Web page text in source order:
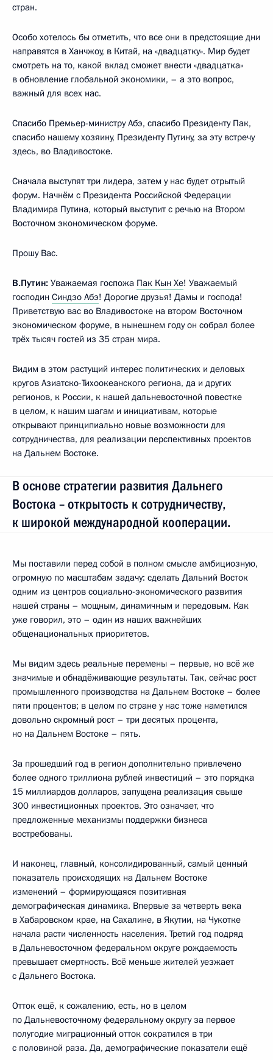
стран.
Особо хотелось бы отметить, что все они в предстоящие дни
направятся в Ханчжоу, в Китай, на «двадцатку». Мир будет
смотреть на то, какой вклад сможет внести «двадцатка»
в обновление глобальной экономики, – а это вопрос,
важный для всех нас.
Спасибо Премьер-министру Абэ, спасибо Президенту Пак,
спасибо нашему хозяину, Президенту Путину, за эту встречу
здесь, во Владивостоке.
Сначала выступят три лидера, затем у нас будет отрытый
форум. Начнём с Президента Российской Федерации
Владимира Путина, который выступит с речью на Втором
Восточном экономическом форуме.
Прошу Вас.
В.Путин: Уважаемая госпожа Пак Кын Хе! Уважаемый
господин Синдзо Абэ! Дорогие друзья! Дамы и господа!
Приветствую вас во Владивостоке на втором Восточном
экономическом форуме, в нынешнем году он собрал более
трёх тысяч гостей из 35 стран мира.
Видим в этом растущий интерес политических и деловых
кругов Азиатско-Тихоокеанского региона, да и других
регионов, к России, к нашей дальневосточной повестке
в целом, к нашим шагам и инициативам, которые
открывают принципиально новые возможности для
сотрудничества, для реализации перспективных проектов
на Дальнем Востоке.
В основе стратегии развития Дальнего
Востока – открытость к сотрудничеству,
к широкой международной кооперации.
Мы поставили перед собой в полном смысле амбициозную,
огромную по масштабам задачу: сделать Дальний Восток
одним из центров социально-экономического развития
нашей страны – мощным, динамичным и передовым. Как
уже говорил, это – один из наших важнейших
общенациональных приоритетов.
Мы видим здесь реальные перемены – первые, но всё же
значимые и обнадёживающие результаты. Так, сейчас рост
промышленного производства на Дальнем Востоке – более
пяти процентов; в целом по стране у нас тоже наметился
довольно скромный рост – три десятых процента,
но на Дальнем Востоке – пять.
За прошедший год в регион дополнительно привлечено
более одного триллиона рублей инвестиций – это порядка
15 миллиардов долларов, запущена реализация свыше
300 инвестиционных проектов. Это означает, что
предложенные механизмы поддержки бизнеса
востребованы.
И наконец, главный, консолидированный, самый ценный
показатель происходящих на Дальнем Востоке
изменений – формирующаяся позитивная
демографическая динамика. Впервые за четверть века
в Хабаровском крае, на Сахалине, в Якутии, на Чукотке
начала расти численность населения. Третий год подряд
в Дальневосточном федеральном округе рождаемость
превышает смертность. Всё меньше жителей уезжает
с Дальнего Востока.
Отток ещё, к сожалению, есть, но в целом
по Дальневосточному федеральному округу за первое
полугодие миграционный отток сократился в три
с половиной раза. Да, демографические показатели ещё